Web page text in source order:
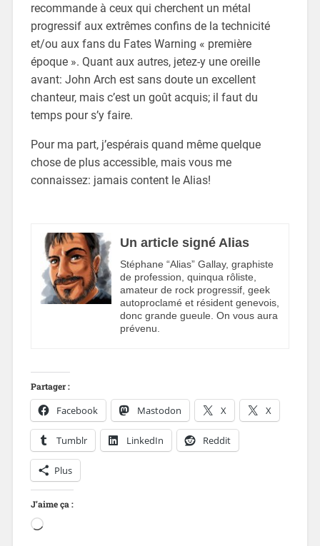
recommande à ceux qui cherchent un métal
progressif aux extrêmes confins de la technicité
et/ou aux fans du Fates Warning « première
époque ». Quant aux autres, jetez-y une oreille
avant: John Arch est sans doute un excellent
chanteur, mais c’est un goût acquis; il faut du
temps pour s’y faire.
Pour ma part, j’espérais quand même quelque
chose de plus accessible, mais vous me
connaissez: jamais content le Alias!
Un article signé Alias
Stéphane “Alias” Gallay, graphiste
de profession, quinqua rôliste,
amateur de rock progressif, geek
autoproclamé et résident genevois,
donc grande gueule. On vous aura
prévenu.
Partager :
Facebook Mastodon X X
Tumblr LinkedIn Reddit
Plus
J’aime ça :